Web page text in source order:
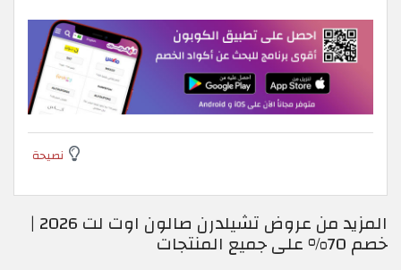
نصيحة
المزيد من عروض تشيلدرن صالون اوت لت 2026 |
خصم 70% على جميع المنتجات